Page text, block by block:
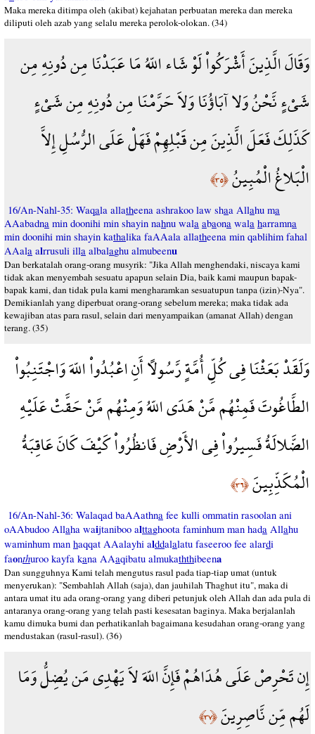
Maka mereka ditimpa oleh (akibat) kejahatan perbuatan mereka dan mereka
diliputi oleh azab yang selalu mereka perolok-olokan. (34)
وَقَالَ الَّذِينَ أَشْرَكُواْ لَوْ شَاء اللّهُ مَا عَبَدْنَا مِن دُونِهِ مِن
شَيْءٍ نَّحْنُ وَلا آبَاؤُنَا وَلاَ حَرَّمْنَا مِن دُونِهِ مِن شَيْءٍ
كَذَلِكَ فَعَلَ الَّذِينَ مِن قَبْلِهِمْ فَهَلْ عَلَى الرُّسُلِ إِلاَّ
الْبَلاغُ الْمُبِينُ﴿٣٥﴾
16/An-Nahl-35: Waqala allatheena ashrakoo law shaa Allahu ma
AAabadna min doonihi min shayin nahnu wala abaona wala harramna
min doonihi min shayin kathalika faAAala allatheena min qablihim fahal
AAala alrrusuli illa albalaghu almubeenu
Dan berkatalah orang-orang musyrik: "Jika Allah menghendaki, niscaya kami
tidak akan menyembah sesuatu apapun selain Dia, baik kami maupun bapak-
bapak kami, dan tidak pula kami mengharamkan sesuatupun tanpa (izin)-Nya".
Demikianlah yang diperbuat orang-orang sebelum mereka; maka tidak ada
kewajiban atas para rasul, selain dari menyampaikan (amanat Allah) dengan
terang. (35)
وَلَقَدْ بَعَثْنَا فِي كُلِّ أُمَّةٍ رَّسُولاً أَنِ اعْبُدُواْ اللّهَ وَاجْتَنِبُواْ
الطَّاغُوتَ فَمِنْهُم مَّنْ هَدَى اللّهُ وَمِنْهُم مَّنْ حَقَّتْ عَلَيْهِ
الضَّلالَةُ فَسِيرُواْ فِي الأَرْضِ فَانظُرُواْ كَيْفَ كَانَ عَاقِبَةُ
الْمُكَذِّبِينَ﴿٣٦﴾
16/An-Nahl-36: Walaqad baAAathna fee kulli ommatin rasoolan ani
oAAbudoo Allaha waijtaniboo alttaghoota faminhum man hada Allahu
waminhum man haqqat AAalayhi alddalalatu faseeroo fee alardi
faonthuroo kayfa kana AAaqibatu almukaththibeena
Dan sungguhnya Kami telah mengutus rasul pada tiap-tiap umat (untuk
menyerukan): "Sembahlah Allah (saja), dan jauhilah Thaghut itu", maka di
antara umat itu ada orang-orang yang diberi petunjuk oleh Allah dan ada pula di
antaranya orang-orang yang telah pasti kesesatan baginya. Maka berjalanlah
kamu dimuka bumi dan perhatikanlah bagaimana kesudahan orang-orang yang
mendustakan (rasul-rasul). (36)
إِن تَحْرِصْ عَلَى هُدَاهُمْ فَإِنَّ اللّهَ لاَ يَهْدِي مَن يُضِلُّ وَمَا
لَهُم مِّن نَّاصِرِينَ﴿٣٧﴾